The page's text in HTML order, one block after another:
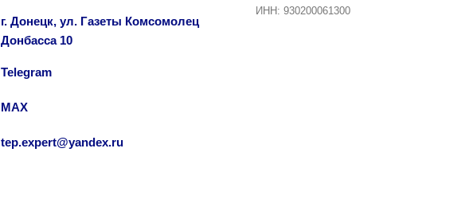
г. Донецк, ул. Газеты Комсомолец
Донбасса 10
Telegram
MAX
tep.expert@yandex.ru
ИНН: 930200061300